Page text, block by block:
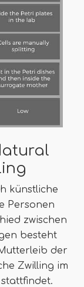
künstliche
Personen
zwischen
besteht
der
Zwilling im